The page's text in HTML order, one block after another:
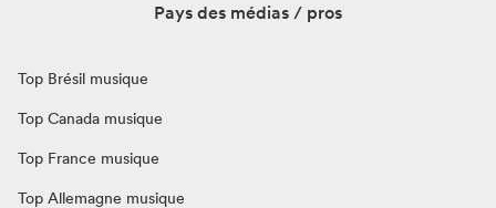
Pays des médias / pros
Top Brésil musique
Top Canada musique
Top France musique
Top Allemagne musique